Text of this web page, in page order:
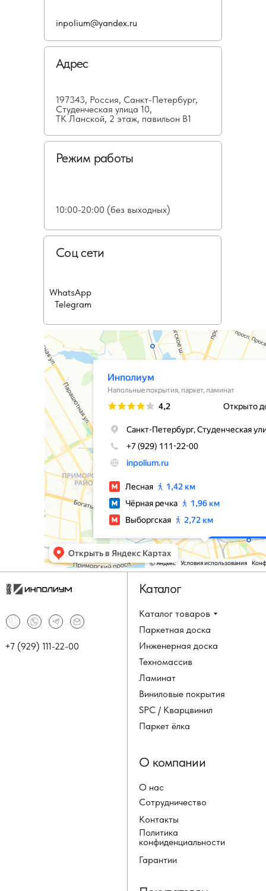
Адрес
197343, Россия, Санкт-Петербург,
Студенческая улица 10,
ТК Ланской, 2 этаж, павильон В1
Режим работы
10:00-20:00 (без выходных)
Соц сети
inpolium@yandex.ru
WhatsApp
Telegram
Каталог товаров
Паркетная доска
Инженерная доска
Техномассив
+7 (929) 111-22-00
Каталог
Ламинат
Виниловые покрытия
SPC / Кварцвинил
Паркет ёлка
О нас
Сотрудничество
Контакты
Политика
конфиденциальности
О компании
Гарантии